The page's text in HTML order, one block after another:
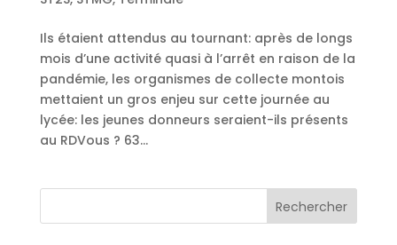
Ils étaient attendus au tournant: après de longs
mois d’une activité quasi à l’arrêt en raison de la
pandémie, les organismes de collecte montois
mettaient un gros enjeu sur cette journée au
lycée: les jeunes donneurs seraient-ils présents
au RDVous ? 63...